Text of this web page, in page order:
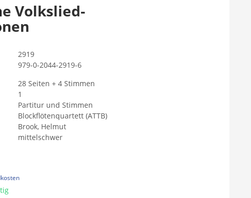
Volkslied-
2919
979-0-2044-2919-6
28 Seiten + 4 Stimmen
1
Partitur und Stimmen
Blockflötenquartett (ATTB)
Brook, Helmut
mittelschwer